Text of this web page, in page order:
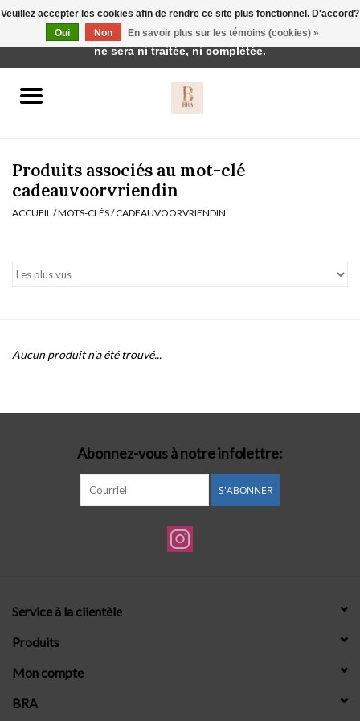
vêtements de nuit
Badmode
Produits associés au mot-clé
cadeauvoorvriendin
ACCUEIL /MOTS-CLÉS/CADEAUVOORVRIENDIN
Aucun produit n'a été trouvé...
Abonnez-vous à notre infolettre:
S'ABONNER
Service à la clientèle
Produits
Mon compte
BRA
Veuillez accepter les cookies afin de rendre ce site plus fonctionnel. D'accord?
Oui
Non En savoir plus sur les témoins (cookies) »
Cette boutique est en construction. Toute commande passée
ne sera ni traitée, ni complétée.